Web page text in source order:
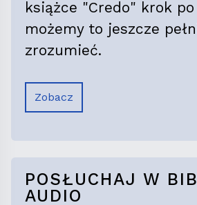
książce "Credo" krok
możemy to jeszcze
zrozumieć.
Zobacz
POSŁUCHAJ W
AUDIO